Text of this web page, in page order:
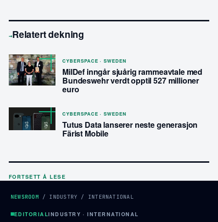
→Relatert dekning
CYBERSPACE · SWEDEN
MilDef inngår sjuårig rammeavtale med
Bundeswehr verdt opptil 527 millioner
euro
CYBERSPACE · SWEDEN
Tutus Data lanserer neste generasjon
Färist Mobile
FORTSETT Å LESE
NEWSROOM / INDUSTRY / INTERNATIONAL
EDITORIALINDUSTRY · INTERNATIONAL